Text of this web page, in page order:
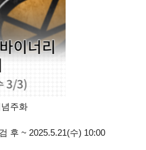
주화
후 ~ 2025.5.21(수) 10:00